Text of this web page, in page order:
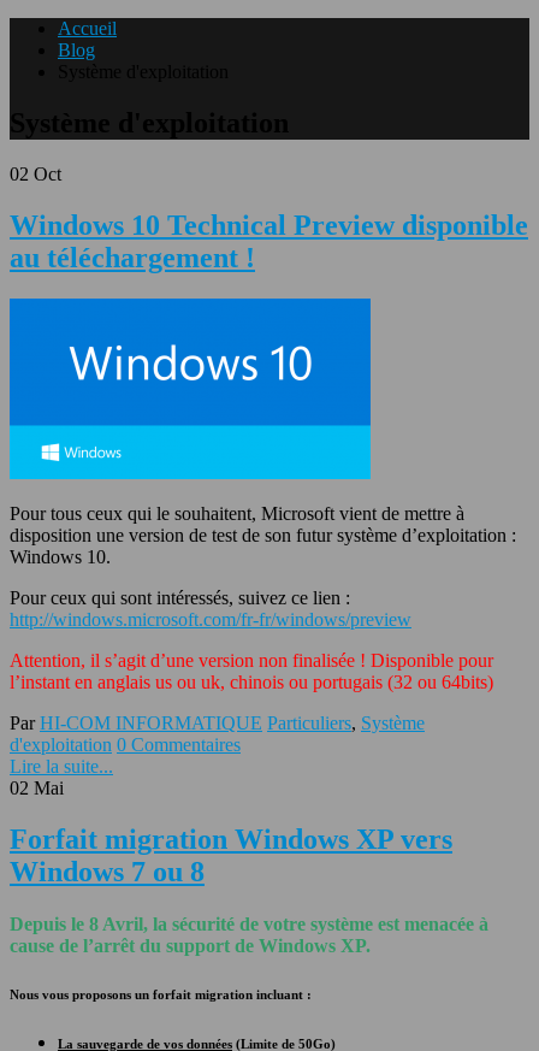
Accueil
Blog
02 Oct
Windows 10 Technical Preview disponible
au téléchargement !
Pour tous ceux qui le souhaitent, Microsoft vient de mettre à
disposition une version de test de son futur système d’exploitation :
Windows 10.
Pour ceux qui sont intéressés, suivez ce lien :
http://windows.microsoft.com/fr-fr/windows/preview
Attention, il s’agit d’une version non finalisée ! Disponible pour
l’instant en anglais us ou uk, chinois ou portugais (32 ou 64bits)
ParHI-COM INFORMATIQUE Particuliers, Système
d'exploitation 0 Commentaires
Lire la suite...
02 Mai
Forfait migration Windows XP vers
Windows 7 ou 8
Depuis le 8 Avril, la sécurité de votre système est menacée à
cause de l’arrêt du support de Windows XP.
Nous vous proposons un forfait migration incluant :
La sauvegarde de vos données (Limite de 50Go)